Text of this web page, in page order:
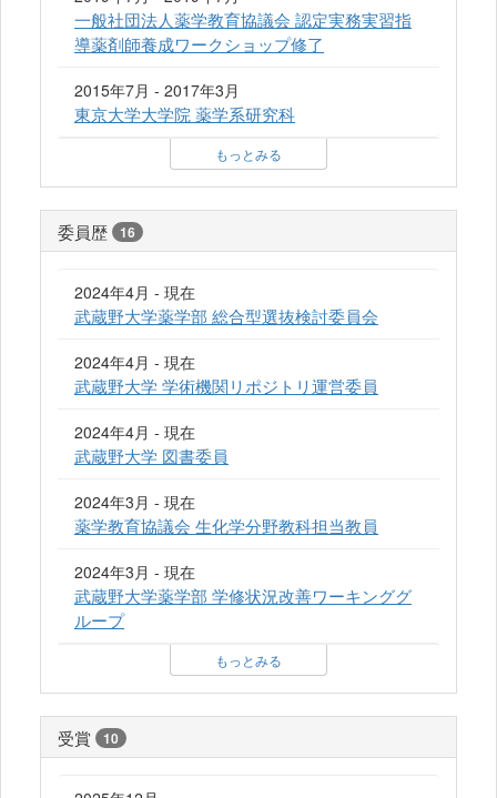
一般社団法人薬学教育協議会 認定実務実習指
導薬剤師養成ワークショップ修了
2015年7月 - 2017年3月
東京大学大学院 薬学系研究科
もっとみる
委員歴 16
2024年4月 - 現在
武蔵野大学薬学部 総合型選抜検討委員会
2024年4月 - 現在
武蔵野大学 学術機関リポジトリ運営委員
2024年4月 - 現在
武蔵野大学 図書委員
2024年3月 - 現在
薬学教育協議会 生化学分野教科担当教員
2024年3月 - 現在
武蔵野大学薬学部 学修状況改善ワーキンググ
ループ
もっとみる
受賞 10